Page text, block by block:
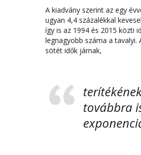
A kiadvány szerint az egy
ugyan 4,4 százalékkal
így is az 1994 és 2015 közti
legnagyobb száma a tavalyi.
sötét idők járnak,
továbbra